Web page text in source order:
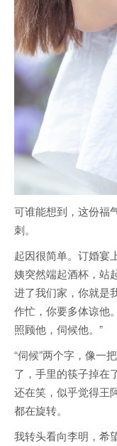
可谁能想到，这份福
刺。
起因很简单。订婚宴
姨突然端起酒杯，站
进了我们家，你就是
作忙，你要多体谅他
照顾他，伺候他。”
“伺候”两个字，像一
了，手里的筷子掉在
还在笑，似乎觉得王
都在旋转。
我转头看向李明，希